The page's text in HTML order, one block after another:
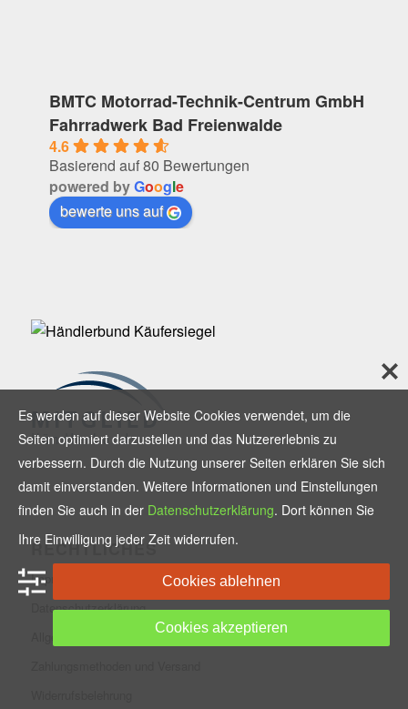
BMTC Motorrad-Technik-Centrum GmbH
Fahrradwerk Bad Freienwalde
4.6
Basierend auf 80 Bewertungen
powered byGoogle
bewerte uns auf
RECHTLICHES
Impressum
Datenschutzerklärung
Allgemeine Geschäftsbedingungen
Es werden auf dieser Website Cookies verwendet, um die
Seiten optimiert darzustellen und das Nutzererlebnis zu
verbessern. Durch die Nutzung unserer Seiten erklären Sie sich
damit einverstanden. Weitere Informationen und Einstellungen
finden Sie auch in der Datenschutzerklärung. Dort können Sie
Ihre Einwilligung jeder Zeit widerrufen.
Cookies ablehnen
Cookies akzeptieren